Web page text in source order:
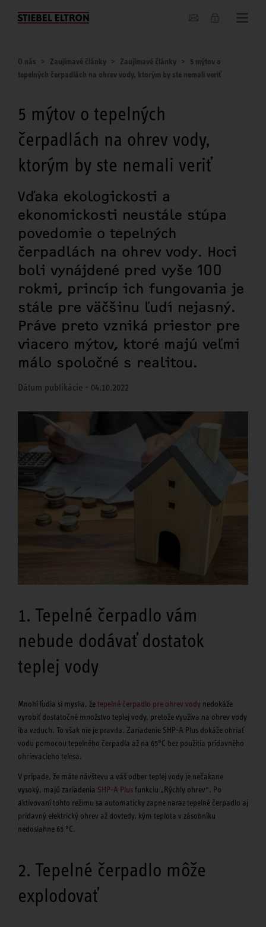
O nás
O nás Zaujímavé články Zaujímavé články
5 mýtov o
tepelných čerpadlách na ohrev vody, ktorým by ste nemali veriť
5 mýtov o tepelných
čerpadlách na ohrev vody,
ktorým by ste nemali veriť
Vďaka ekologickosti a
ekonomickosti neustále stúpa
povedomie o tepelných
čerpadlách na ohrev vody. Hoci
boli vynájdené pred vyše 100
rokmi, princíp ich fungovania je
stále pre väčšinu ľudí nejasný.
Práve preto vzniká priestor pre
viacero mýtov, ktoré majú veľmi
málo spoločné s realitou.
Dátum publikácie - 04.10.2022
1. Tepelné čerpadlo vám
nebude dodávať dostatok
teplej vody
Mnohí ľudia si myslia, žetepelné čerpadlo pre ohrev vody nedokáže
vyrobiť dostatočné množstvo teplej vody, pretože využíva na ohrev vody
iba vzduch. To však nie je pravda. Zariadenie SHP-A Plus dokáže ohriať
vodu pomocou tepelného čerpadla až na 65°C bez použitia prídavného
ohrievacieho telesa.
V prípade, že máte návštevu a váš odber teplej vody je nečakane
vysoký, majú zariadenia SHP-A Plusfunkciu „Rýchly ohrev“. Po
aktivovaní tohto režimu sa automaticky zapne naraz tepelné čerpadlo aj
prídavný elektrický ohrev až dovtedy, kým teplota v zásobníku
nedosiahne 65 °C.
2. Tepelné čerpadlo môže
explodovať